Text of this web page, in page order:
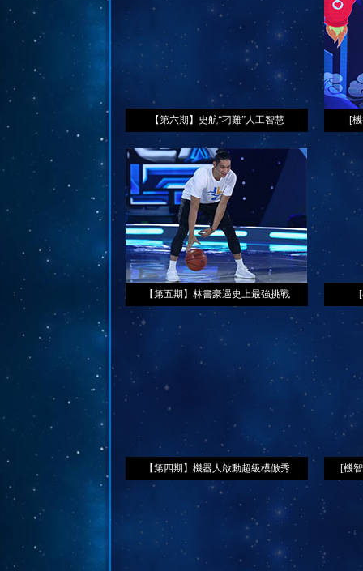
【第六期】史航“刁難”人工智慧 [
【第五期】林書豪遇史上最強挑戰
【第四期】機器人啟動超級模倣秀 [機